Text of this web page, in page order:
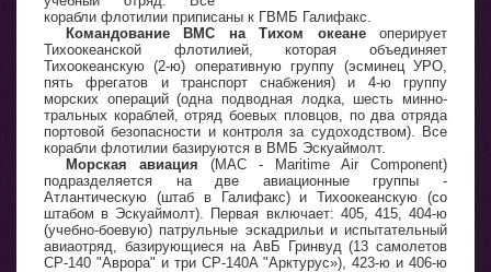
корабли флотилии приписаны к ГВМБ Галифакс.
Командование ВМС на Тихом океане оперирует
Тихоокеанской флотилией, которая объединяет
Тихоокеанскую (2-ю) оперативную группу (эсминец УРО,
пять фрегатов и транспорт снабжения) и 4-ю группу
морских операций (одна подводная лодка, шесть минно-
тральных кораблей, отряд боевых пловцов, по два отряда
портовой безопасности и контроля за судоходством). Все
корабли флотилии базируются в ВМБ Эскуаймолт.
Морская авиация (MAC - Maritime Air Component)
подразделяется на две авиационные группы -
Атлантическую (штаб в Галифакс) и Тихоокеанскую (со
штабом в Эскуаймолт). Первая включает: 405, 415, 404-ю
(учебно-боевую) патрульные эскадрильи и испытательный
авиаотряд, базирующиеся на АвБ Гринвуд (13 самолетов
CP-140 "Аврора" и три СР-140А "Арктурус»), 423-ю и 406-ю